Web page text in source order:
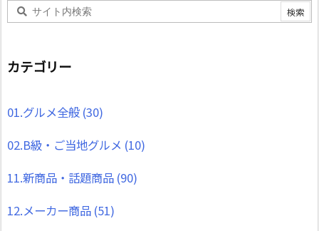
カテゴリー
01.グルメ全般 (30)
02.B級・ご当地グルメ (10)
11.新商品・話題商品 (90)
12.メーカー商品 (51)